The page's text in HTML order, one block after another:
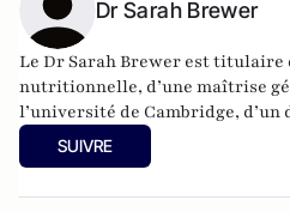
Dr Sarah Brewer
Le Dr Sarah Brewer est titulaire
nutritionnelle, d’une maîtrise
l’université de Cambridge, d’un
chirurgie ; nutritionniste agréée,
britannique des nutritionnistes
SUIVRE